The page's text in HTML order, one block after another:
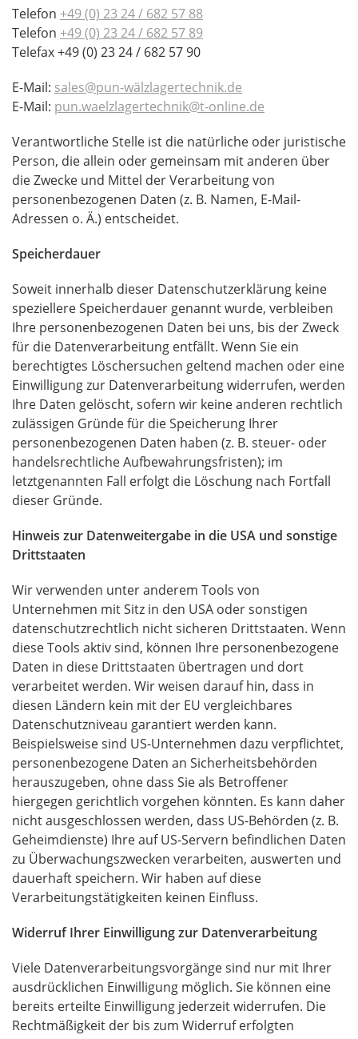
Telefon +49 (0) 23 24 / 682 57 88
Telefon +49 (0) 23 24 / 682 57 89
Telefax +49 (0) 23 24 / 682 57 90
E-Mail: sales@pun-wälzlagertechnik.de
E-Mail: pun.waelzlagertechnik@t-online.de
Verantwortliche Stelle ist die natürliche oder juristische
Person, die allein oder gemeinsam mit anderen über
die Zwecke und Mittel der Verarbeitung von
personenbezogenen Daten (z. B. Namen, E-Mail-
Adressen o. Ä.) entscheidet.
Speicherdauer
Soweit innerhalb dieser Datenschutzerklärung keine
speziellere Speicherdauer genannt wurde, verbleiben
Ihre personenbezogenen Daten bei uns, bis der Zweck
für die Datenverarbeitung entfällt. Wenn Sie ein
berechtigtes Löschersuchen geltend machen oder eine
Einwilligung zur Datenverarbeitung widerrufen, werden
Ihre Daten gelöscht, sofern wir keine anderen rechtlich
zulässigen Gründe für die Speicherung Ihrer
personenbezogenen Daten haben (z. B. steuer- oder
handelsrechtliche Aufbewahrungsfristen); im
letztgenannten Fall erfolgt die Löschung nach Fortfall
dieser Gründe.
Hinweis zur Datenweitergabe in die USA und sonstige
Drittstaaten
Wir verwenden unter anderem Tools von
Unternehmen mit Sitz in den USA oder sonstigen
datenschutzrechtlich nicht sicheren Drittstaaten. Wenn
diese Tools aktiv sind, können Ihre personenbezogene
Daten in diese Drittstaaten übertragen und dort
verarbeitet werden. Wir weisen darauf hin, dass in
diesen Ländern kein mit der EU vergleichbares
Datenschutzniveau garantiert werden kann.
Beispielsweise sind US-Unternehmen dazu verpflichtet,
personenbezogene Daten an Sicherheitsbehörden
herauszugeben, ohne dass Sie als Betroffener
hiergegen gerichtlich vorgehen könnten. Es kann daher
nicht ausgeschlossen werden, dass US-Behörden (z. B.
Geheimdienste) Ihre auf US-Servern befindlichen Daten
zu Überwachungszwecken verarbeiten, auswerten und
dauerhaft speichern. Wir haben auf diese
Verarbeitungstätigkeiten keinen Einfluss.
Widerruf Ihrer Einwilligung zur Datenverarbeitung
Viele Datenverarbeitungsvorgänge sind nur mit Ihrer
ausdrücklichen Einwilligung möglich. Sie können eine
bereits erteilte Einwilligung jederzeit widerrufen. Die
Rechtmäßigkeit der bis zum Widerruf erfolgten